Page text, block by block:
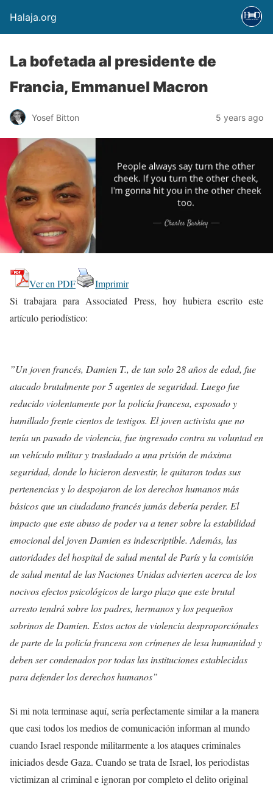
Halaja.org
La bofetada al presidente de
Francia, Emmanuel Macron
Yosef Bitton 5 years ago
Ver en PDF
Imprimir
Si trabajara para Associated Press, hoy hubiera escrito este
artículo periodístico:
”Un joven francés, Damien T., de tan solo 28 años de edad, fue
atacado brutalmente por 5 agentes de seguridad. Luego fue
reducido violentamente por la policía francesa, esposado y
humillado frente cientos de testigos. El joven activista que no
tenía un pasado de violencia, fue ingresado contra su voluntad en
un vehículo militar y trasladado a una prisión de máxima
seguridad, donde lo hicieron desvestir, le quitaron todas sus
pertenencias y lo despojaron de los derechos humanos más
básicos que un ciudadano francés jamás debería perder. El
impacto que este abuso de poder va a tener sobre la estabilidad
emocional del joven Damien es indescriptible. Además, las
autoridades del hospital de salud mental de París y la comisión
de salud mental de las Naciones Unidas advierten acerca de los
nocivos efectos psicológicos de largo plazo que este brutal
arresto tendrá sobre los padres, hermanos y los pequeños
sobrinos de Damien. Estos actos de violencia desproporciónales
de parte de la policía francesa son crímenes de lesa humanidad y
deben ser condenados por todas las instituciones establecidas
para defender los derechos humanos”
Si mi nota terminase aquí, sería perfectamente similar a la manera
que casi todos los medios de comunicación informan al mundo
cuando Israel responde militarmente a los ataques criminales
iniciados desde Gaza. Cuando se trata de Israel, los periodistas
victimizan al criminal e ignoran por completo el delito original